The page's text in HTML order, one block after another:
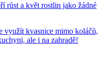
růst a květ rostlin jako žádné
využít kvasnice mimo koláčů,
ale i na zahradě!